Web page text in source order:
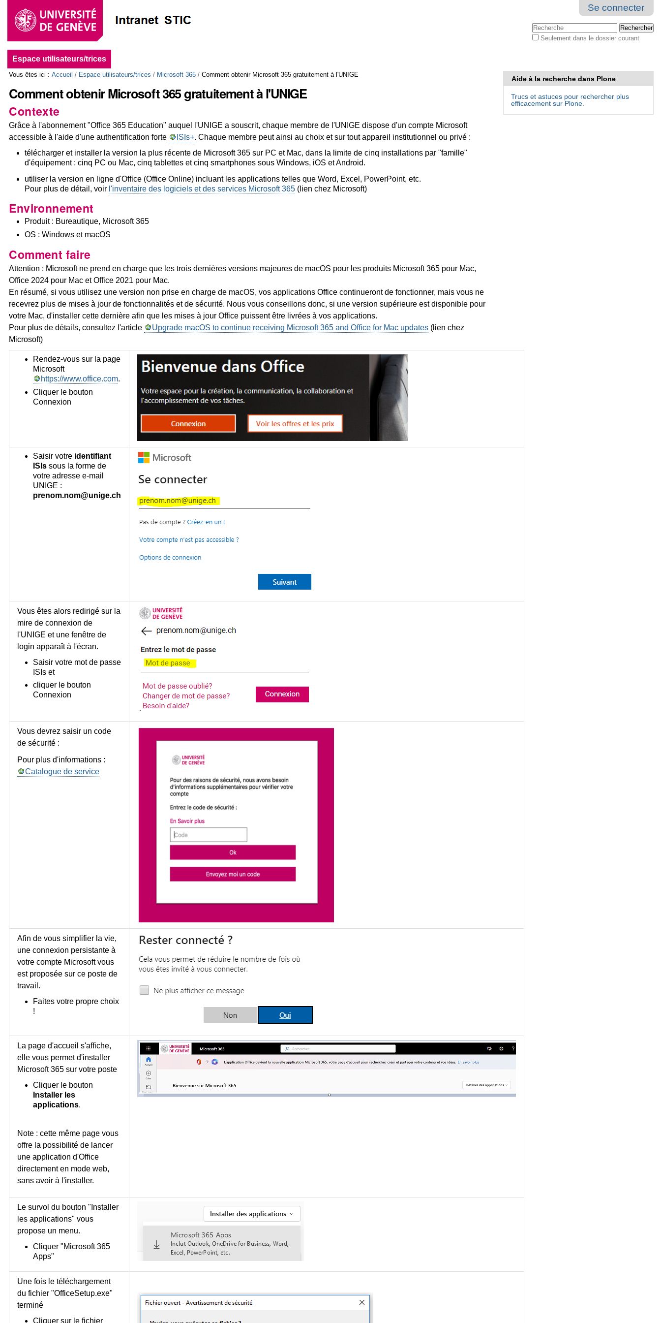
contenu.
à
la
navigation
personnels
Se connecter
Chercher par
Seulement dans le dossier courant
Espace utilisateurs/trices
Vous êtes ici : Accueil / Espace utilisateurs/trices / Microsoft 365 /Comment obtenir Microsoft 365 gratuitement à l'UNIGE
Comment obtenir Microsoft 365 gratuitement à l'UNIGE
Contexte
Grâce à l'abonnement "Office 365 Education" auquel l'UNIGE a souscrit, chaque membre de l'UNIGE dispose d'un compte Microsoft
accessible à l'aide d'une authentification forte
ISIs+. Chaque membre peut ainsi au choix et sur tout appareil institutionnel ou privé :
télécharger et installer la version la plus récente de Microsoft 365 sur PC et Mac, dans la limite de cinq installations par "famille"
d'équipement : cinq PC ou Mac, cinq tablettes et cinq smartphones sous Windows, iOS et Android.
utiliser la version en ligne d'Office (Office Online) incluant les applications telles que Word, Excel, PowerPoint, etc.
Pour plus de détail, voir l'inventaire des logiciels et des services Microsoft 365 (lien chez Microsoft)
Environnement
Produit : Bureautique, Microsoft 365
OS : Windows et macOS
Comment faire
Attention : Microsoft ne prend en charge que les trois dernières versions majeures de macOS pour les produits Microsoft 365 pour Mac,
Office 2024 pour Mac et Office 2021 pour Mac.
En résumé, si vous utilisez une version non prise en charge de macOS, vos applications Office continueront de fonctionner, mais vous ne
recevrez plus de mises à jour de fonctionnalités et de sécurité. Nous vous conseillons donc, si une version supérieure est disponible pour
votre Mac, d'installer cette dernière afin que les mises à jour Office puissent être livrées à vos applications.
Pour plus de détails, consultez l'article
Upgrade macOS to continue receiving Microsoft 365 and Office for Mac updates (lien chez
Microsoft)
Rendez-vous sur la page
Microsoft
https://www.office.com.
Cliquer le bouton
Connexion
Saisir votre identifiant
ISIs sous la forme de
votre adresse e-mail
UNIGE :
prenom.nom@unige.ch
Vous êtes alors redirigé sur la
mire de connexion de
l'UNIGE et une fenêtre de
login apparaît à l'écran.
Saisir votre mot de passe
ISIs et
cliquer le bouton
Connexion
Vous devrez saisir un code
de sécurité :
Pour plus d'informations :
Catalogue de service
Afin de vous simplifier la vie,
une connexion persistante à
votre compte Microsoft vous
est proposée sur ce poste de
travail.
Faites votre propre choix
!
La page d'accueil s'affiche,
elle vous permet d'installer
Microsoft 365 sur votre poste
Cliquer le bouton
Installer les
applications.
Note : cette même page vous
offre la possibilité de lancer
une application d'Office
directement en mode web,
sans avoir à l'installer.
Le survol du bouton "Installer
les applications" vous
propose un menu.
Cliquer "Microsoft 365
Apps"
Une fois le téléchargement
du fichier "OfficeSetup.exe"
terminé
Cliquer sur le fichier
Aide à la recherche dans Plone
Trucs et astuces pour rechercher plus
efficacement sur Plone.